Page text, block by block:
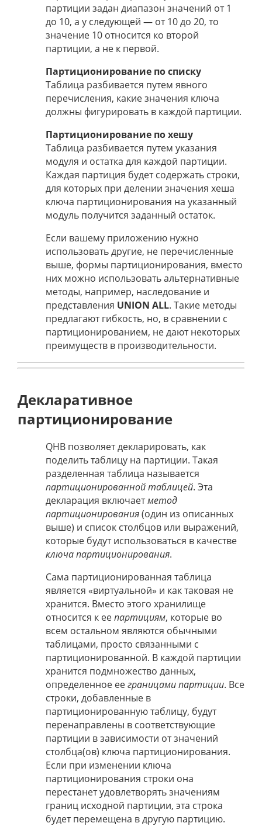
партиции задан диапазон значений от 1
до 10, а у следующей — от 10 до 20, то
значение 10 относится ко второй
партиции, а не к первой.
Партиционирование по списку
Таблица разбивается путем явного
перечисления, какие значения ключа
должны фигурировать в каждой партиции.
Партиционирование по хешу
Таблица разбивается путем указания
модуля и остатка для каждой партиции.
Каждая партиция будет содержать строки,
для которых при делении значения хеша
ключа партиционирования на указанный
модуль получится заданный остаток.
Если вашему приложению нужно
использовать другие, не перечисленные
выше, формы партиционирования, вместо
них можно использовать альтернативные
методы, например, наследование и
представления UNION ALL. Такие методы
предлагают гибкость, но, в сравнении с
партиционированием, не дают некоторых
преимуществ в производительности.
Декларативное
партиционирование
QHB позволяет декларировать, как
поделить таблицу на партиции. Такая
разделенная таблица называется
партиционированной таблицей. Эта
декларация включаетметод
партиционирования(один из описанных
выше) и список столбцов или выражений,
которые будут использоваться в качестве
ключа партиционирования.
Сама партиционированная таблица
является «виртуальной» и как таковая не
хранится. Вместо этого хранилище
относится к еепартициям, которые во
всем остальном являются обычными
таблицами, просто связанными с
партиционированной. В каждой партиции
хранится подмножество данных,
определенное ееграницами партиции. Все
строки, добавленные в
партиционированную таблицу, будут
перенаправлены в соответствующие
партиции в зависимости от значений
столбца(ов) ключа партиционирования.
Если при изменении ключа
партиционирования строки она
перестанет удовлетворять значениям
границ исходной партиции, эта строка
будет перемещена в другую партицию.